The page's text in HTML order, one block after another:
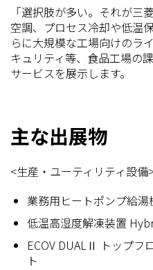
「選択肢が多い。それが三
空調、プロセス冷却や低温
らに大規模な工場向けのラ
キュリティ等、食品工場の
サービスを展示します。
主な出展物
<生産・ユーティリティ設備
業務用ヒートポンプ給湯
低温高湿度解凍装置
ECOV DUALⅡ トップフ
ト